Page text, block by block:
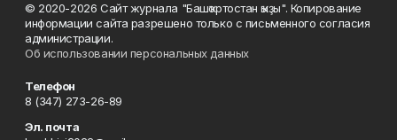
© 2020-2026 Сайт журнала "Башҡортостан ҡыҙы". Копирование
информации сайта разрешено только с письменного согласия
администрации.
Об использовании персональных данных
Телефон
8 (347) 273-26-89
Эл. почта